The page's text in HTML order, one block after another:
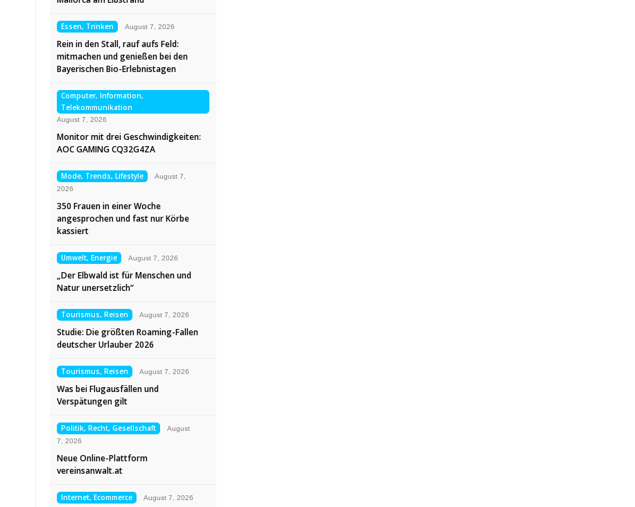
Essen, Trinken August 7, 2026
Rein in den Stall, rauf aufs Feld:
mitmachen und genießen bei den
Bayerischen Bio-Erlebnistagen
Computer, Information,
Telekommunikation
August 7, 2026
Monitor mit drei Geschwindigkeiten:
AOC GAMING CQ32G4ZA
Mode, Trends, Lifestyle
August 7,
2026
350 Frauen in einer Woche
angesprochen und fast nur Körbe
kassiert
Umwelt, Energie August 7, 2026
„Der Elbwald ist für Menschen und
Natur unersetzlich“
Tourismus, Reisen August 7, 2026
Studie: Die größten Roaming-Fallen
deutscher Urlauber 2026
Tourismus, Reisen August 7, 2026
Was bei Flugausfällen und
Verspätungen gilt
Politik, Recht, Gesellschaft
August
7, 2026
Neue Online-Plattform
vereinsanwalt.at
Internet, Ecommerce August 7, 2026